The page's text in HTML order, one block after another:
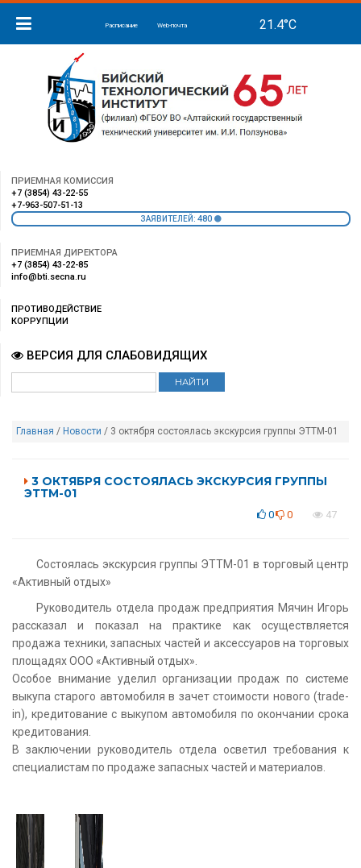
Расписание Web-почта
ПРИЕМНАЯ КОМИССИЯ
+7 (3854) 43-22-55
+7-963-507-51-13
ЗАЯВИТЕЛЕЙ: 480
ПРИЕМНАЯ ДИРЕКТОРА
+7 (3854) 43-22-85
info@bti.secna.ru
ПРОТИВОДЕЙСТВИЕ
КОРРУПЦИИ
ВЕРСИЯ ДЛЯ СЛАБОВИДЯЩИХ
Главная / Новости / 3 октября состоялась экскурсия группы ЭТТМ-01
3 ОКТЯБРЯ СОСТОЯЛАСЬ ЭКСКУРСИЯ ГРУППЫ
ЭТТМ-01
0 0 47
Состоялась экскурсия группы ЭТТМ-01 в торговый центр
«Активный отдых»
Руководитель отдела продаж предприятия Мячин Игорь
рассказал и показал на практике как осуществляется
продажа техники, запасных частей и аксессуаров на торговых
площадях ООО «Активный отдых».
Особое внимание уделил организации продаж по системе
выкупа старого автомобиля в зачет стоимости нового (trade-
in), кредитование с выкупом автомобиля по окончании срока
кредитования.
В заключении руководитель отдела осветил требования к
специалистам по продаже запасных частей и материалов.